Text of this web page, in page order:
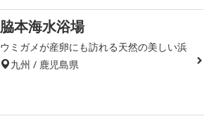
脇本海水浴場
ウミガメが産卵にも訪れる天然の美しい浜
九州 / 鹿児島県